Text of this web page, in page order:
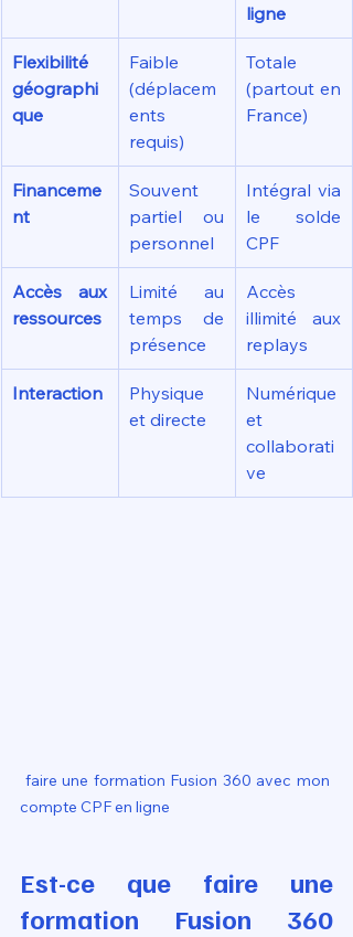
ligne
Flexibilité
géographi
que
Faible
(déplacem
ents
requis)
Totale
(partout en
France)
Financeme
nt
Souvent
partiel ou
personnel
Intégral via
le solde
CPF
Accès aux
ressources
Limité au
temps de
présence
Accès
illimité aux
replays
Interaction
Physique
et directe
Numérique
et
collaborati
ve
faire une formation Fusion 360 avec mon
compte CPF en ligne
Est-ce que faire une
formation Fusion 360